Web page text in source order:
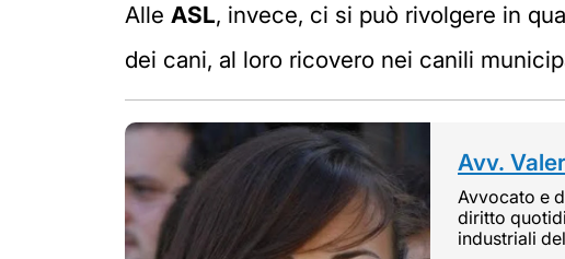
Alle ASL, invece, ci si può rivolgere in
dei cani, al loro ricovero nei canili
Avv.
Avvocato e
diritto
industriali